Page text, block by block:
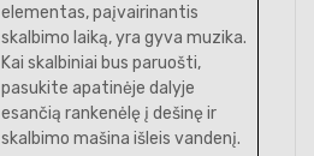
elementas, paįvairinantis
skalbimo laiką, yra gyva muzika.
Kai skalbiniai bus paruošti,
pasukite apatinėje dalyje
esančią rankenėlę į dešinę ir
skalbimo mašina išleis vandenį.